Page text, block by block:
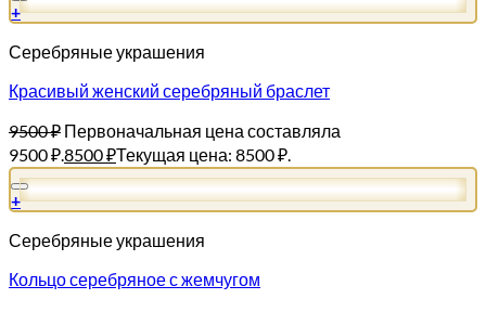
+
Серебряные украшения
Красивый женский серебряный браслет
9500₽ Первоначальная цена составляла
9500 ₽.8500₽Текущая цена: 8500 ₽.
+
Серебряные украшения
Кольцо серебряное с жемчугом